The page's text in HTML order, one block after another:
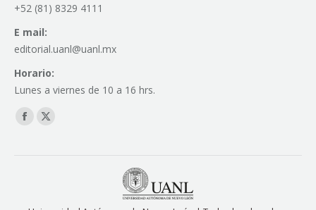
+52 (81) 8329 4111
E mail:
editorial.uanl@uanl.mx
Horario:
Lunes a viernes de 10 a 16 hrs.
Find us on:
Facebook
X